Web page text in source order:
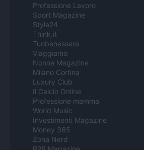
Professione Lavoro
Sport Magazine
Style24
Think.it
Tuobenessere
Viaggiamo
Nonne Magazine
Milano Cortina
Luxury Club
Il Calcio Online
Professione mamma
World Music
Investimenti Magazine
Money 365
Zona Nerd